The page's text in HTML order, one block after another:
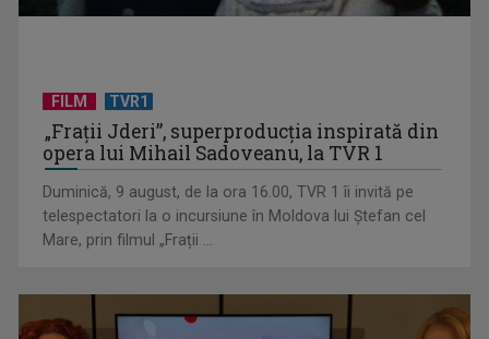
Eurovision România: Juriul a decis zece finaliști ai Selecției
Naționale
FILM TVR1
„Frații Jderi”, superproducția inspirată din
opera lui Mihail Sadoveanu, la TVR 1
Duminică, 9 august, de la ora 16.00, TVR 1 îi invită pe
telespectatori la o incursiune în Moldova lui Ștefan cel
Mare, prin filmul „Frații ...